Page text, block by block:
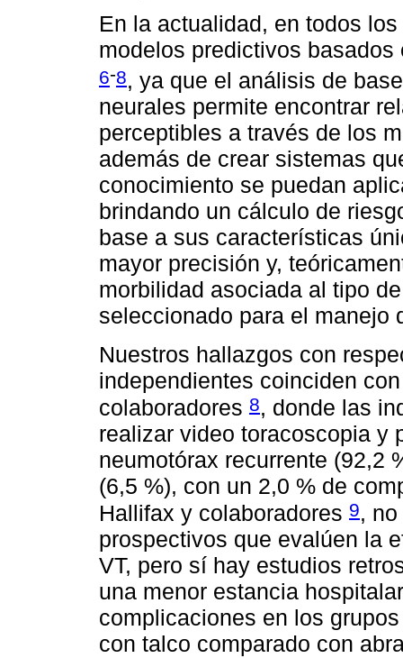
En la actualidad, en todos
modelos predictivos
6-8, ya que el análisis de
neurales permite encontrar
perceptibles a través de los
además de crear sistemas
conocimiento se puedan
brindando un cálculo de
base a sus características
mayor precisión y,
morbilidad asociada al tipo
seleccionado para el manejo
Nuestros hallazgos con
independientes coinciden
colaboradores 8, donde las
realizar video toracoscopia y
neumotórax recurrente (92,2
(6,5 %), con un 2,0 % de
Hallifax y colaboradores 9,
prospectivos que evalúen la
VT, pero sí hay estudios
una menor estancia
complicaciones en los
con talco comparado con